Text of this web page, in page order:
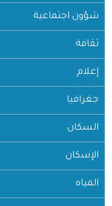
شؤون اجتماعية
ثقافة
إعلام
جغرافيا
السكان
الإسكان
المياه